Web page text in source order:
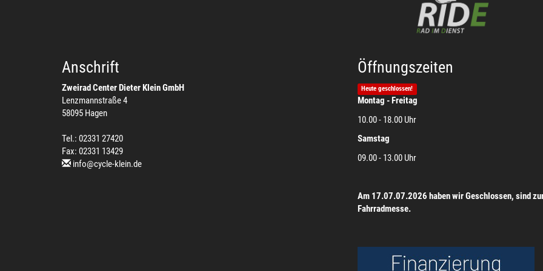
Anschrift
Zweirad Center Dieter Klein GmbH
Lenzmannstraße 4
58095 Hagen
Tel.: 02331 27420
Fax: 02331 13429
info@cycle-klein.de
Öffnungszeiten
Heute geschlossen!
Montag - Freitag
10.00 - 18.00 Uhr
Samstag
09.00 - 13.00 Uhr
Am 17.07.07.2026 haben wir Geschlossen, sind
Fahrradmesse.